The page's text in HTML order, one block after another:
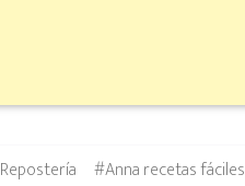
Repostería Tags
#Anna recetas fáciles